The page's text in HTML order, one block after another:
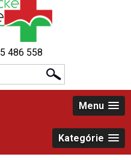
486 558
Menu
Kategórie